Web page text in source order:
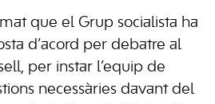
que el Grup socialista ha
d’acord per debatre al
per instar l’equip de
necessàries davant del